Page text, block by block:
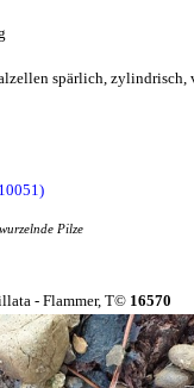
spärlich, zylindrisch,
Pilze
- Flammer, T© 16570